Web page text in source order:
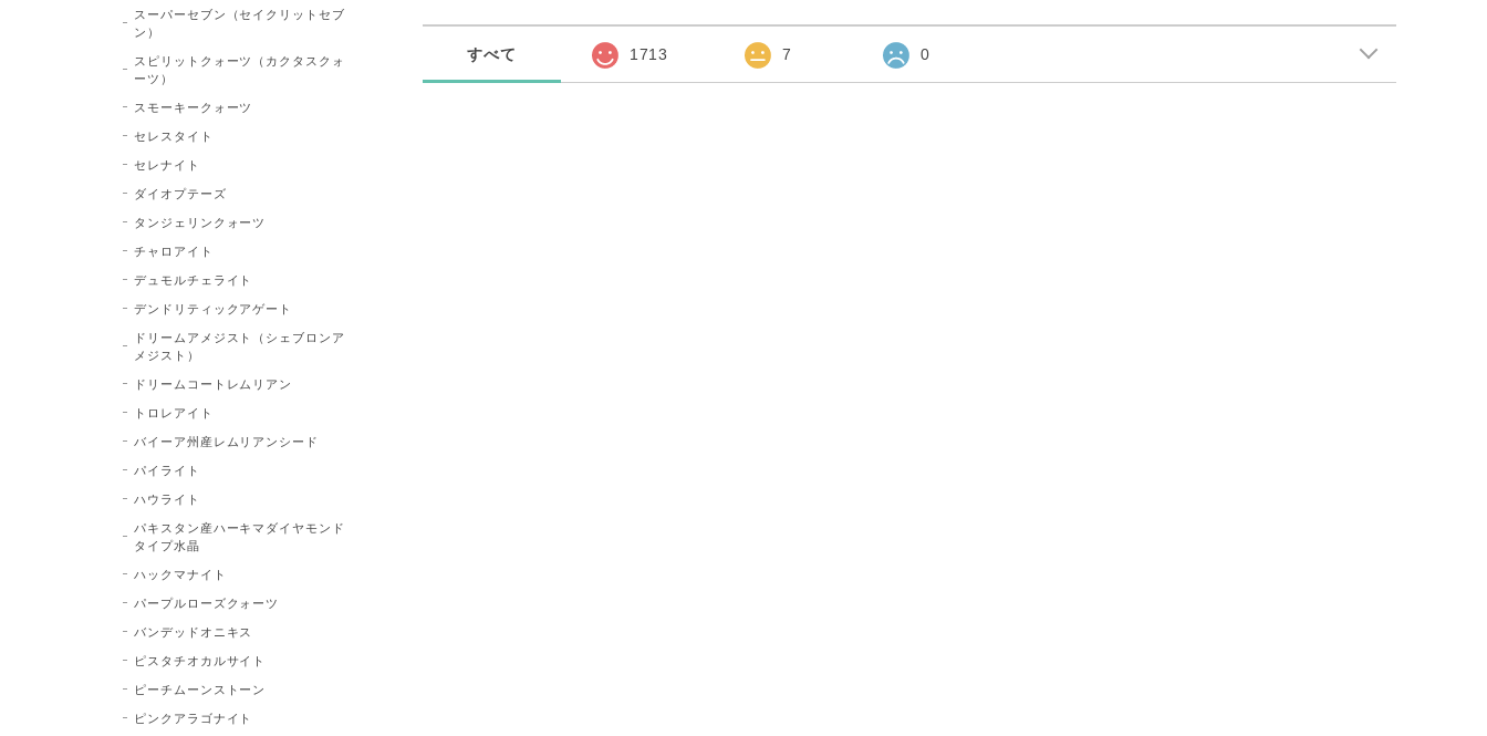
すべて 1713 7 0
スーパーセブン（セイクリットセブ
ン）
スピリットクォーツ（カクタスクォ
ーツ）
スモーキークォーツ
セレスタイト
セレナイト
ダイオプテーズ
タンジェリンクォーツ
チャロアイト
デュモルチェライト
デンドリティックアゲート
ドリームアメジスト（シェブロンア
メジスト）
ドリームコートレムリアン
トロレアイト
バイーア州産レムリアンシード
パイライト
ハウライト
パキスタン産ハーキマダイヤモンド
タイプ水晶
ハックマナイト
パープルローズクォーツ
バンデッドオニキス
ピスタチオカルサイト
ピーチムーンストーン
ピンクアラゴナイト